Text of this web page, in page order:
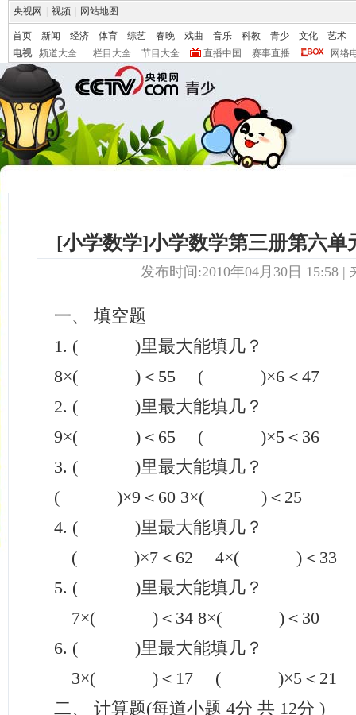
央视网 视频 网站地图
首页 新闻 经济 体育 综艺 春晚 戏曲 音乐 科教 青少 文化
艺术
电视
频道大全 栏目大全 节目大全 直播中国 赛事直播 网络
[小学数学]小学数学第三册第六单
发布时间:2010年04月30日 15:58 |
一、 填空题
1. ( )里最大能填几？
8×( )＜55 ( )×6＜47
2. ( )里最大能填几？
9×( )＜65 ( )×5＜36
3. ( )里最大能填几？
( )×9＜60 3×( )＜25
4. ( )里最大能填几？
( )×7＜62 4×( )＜33
5. ( )里最大能填几？
7×( )＜34 8×( )＜30
6. ( )里最大能填几？
3×( )＜17 ( )×5＜21
二、 计算题(每道小题 4分 共 12分 )